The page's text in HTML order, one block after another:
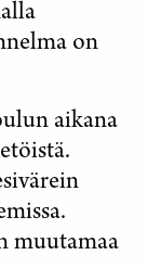
on
aikana
muutamaa